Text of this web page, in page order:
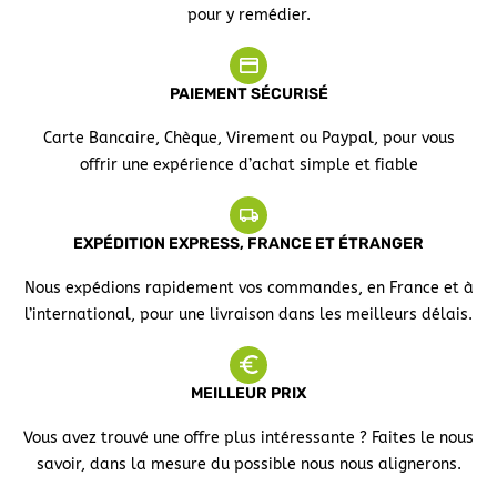
pour y remédier.
PAIEMENT SÉCURISÉ
Carte Bancaire, Chèque, Virement ou Paypal, pour vous
offrir une expérience d’achat simple et fiable
EXPÉDITION EXPRESS, FRANCE ET ÉTRANGER
Nous expédions rapidement vos commandes, en France et à
l’international, pour une livraison dans les meilleurs délais.
MEILLEUR PRIX
Vous avez trouvé une offre plus intéressante ? Faites le nous
savoir, dans la mesure du possible nous nous alignerons.